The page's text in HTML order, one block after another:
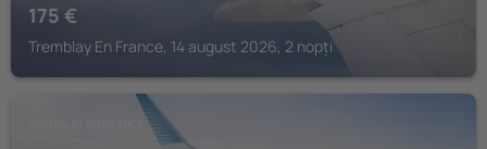
175 €
Tremblay En France, 14 august 2026, 2 nopți